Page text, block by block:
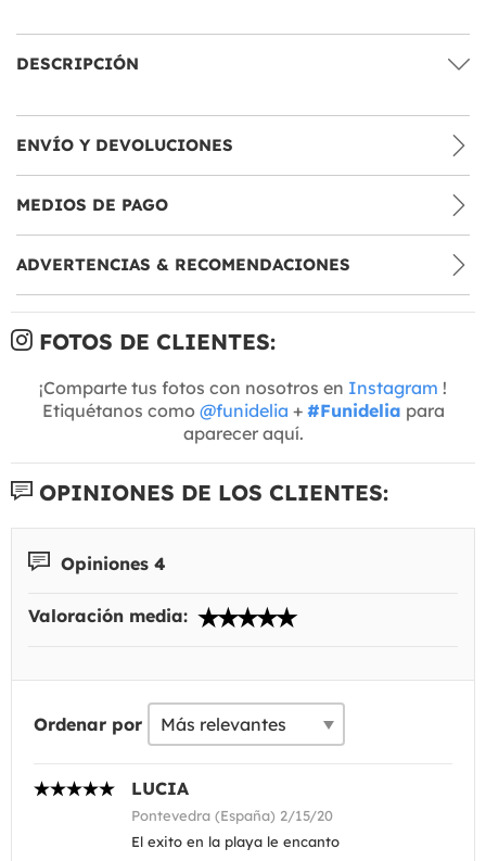
DESCRIPCIÓN
ENVÍO Y DEVOLUCIONES
MEDIOS DE PAGO
ADVERTENCIAS & RECOMENDACIONES
FOTOS DE CLIENTES:
¡Comparte tus fotos con nosotros en Instagram !
Etiquétanos como @funidelia + #Funidelia para
aparecer aquí.
OPINIONES DE LOS CLIENTES:
Opiniones 4
Valoración media:
Ordenar por
LUCIA
Pontevedra (España) 2/15/20
El exito en la playa le encanto